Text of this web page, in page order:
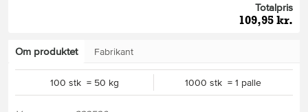
Totalpris
109,95 kr.
Om produktet Fabrikant
100 stk = 50 kg 1000 stk = 1 palle